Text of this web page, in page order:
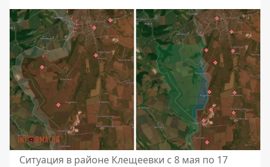
Ситуация в районе Клещеевки с 8 мая по 17